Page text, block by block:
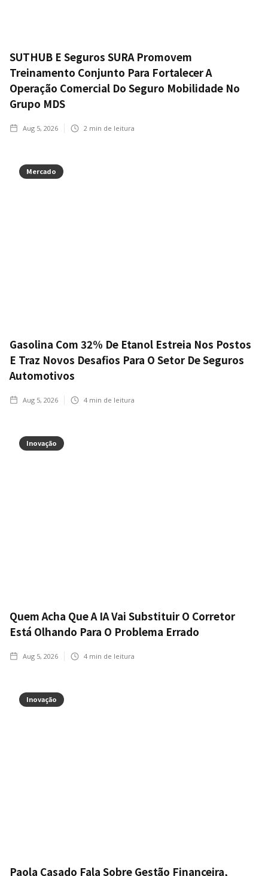
SUTHUB E Seguros SURA Promovem
Treinamento Conjunto Para Fortalecer A
Operação Comercial Do Seguro Mobilidade No
Grupo MDS
Aug 5, 2026 2 min de leitura
Mercado
Gasolina Com 32% De Etanol Estreia Nos Postos
E Traz Novos Desafios Para O Setor De Seguros
Automotivos
Aug 5, 2026 4 min de leitura
Inovação
Quem Acha Que A IA Vai Substituir O Corretor
Está Olhando Para O Problema Errado
Aug 5, 2026 4 min de leitura
Inovação
Paola Casado Fala Sobre Gestão Financeira,